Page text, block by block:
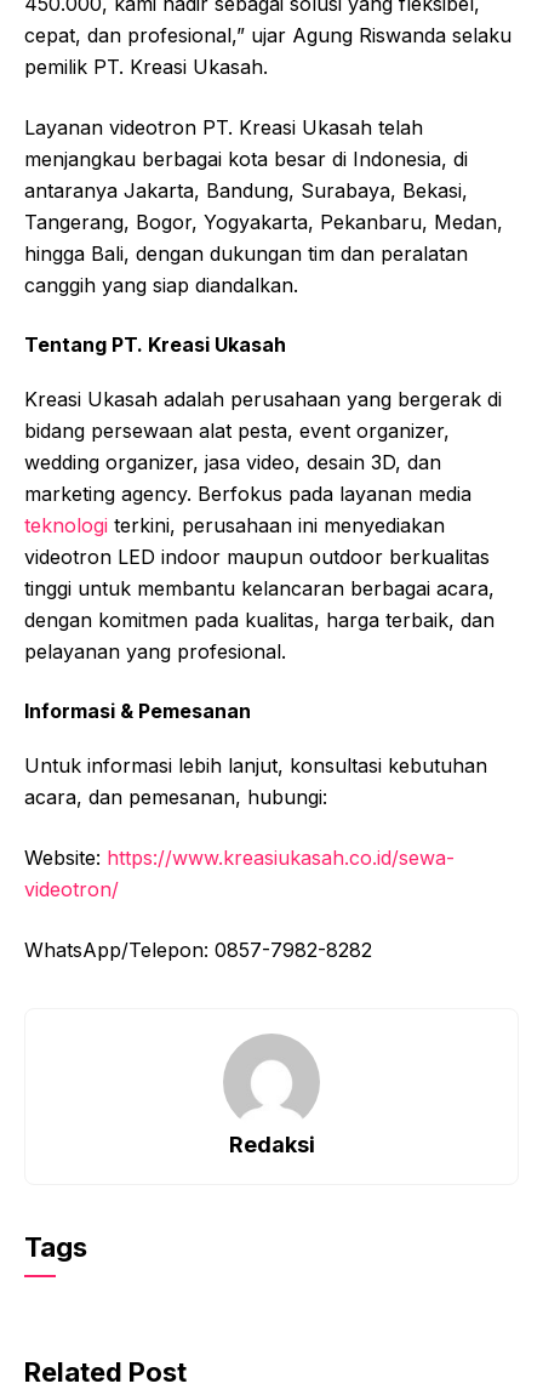
cepat, dan profesional,” ujar Agung Riswanda selaku
pemilik PT. Kreasi Ukasah.
Layanan videotron PT. Kreasi Ukasah telah
menjangkau berbagai kota besar di Indonesia, di
antaranya Jakarta, Bandung, Surabaya, Bekasi,
Tangerang, Bogor, Yogyakarta, Pekanbaru, Medan,
hingga Bali, dengan dukungan tim dan peralatan
canggih yang siap diandalkan.
Tentang PT. Kreasi Ukasah
Kreasi Ukasah adalah perusahaan yang bergerak di
bidang persewaan alat pesta, event organizer,
wedding organizer, jasa video, desain 3D, dan
marketing agency. Berfokus pada layanan media
teknologi terkini, perusahaan ini menyediakan
videotron LED indoor maupun outdoor berkualitas
tinggi untuk membantu kelancaran berbagai acara,
dengan komitmen pada kualitas, harga terbaik, dan
pelayanan yang profesional.
Informasi & Pemesanan
Untuk informasi lebih lanjut, konsultasi kebutuhan
acara, dan pemesanan, hubungi:
Website: https://www.kreasiukasah.co.id/sewa-
videotron/
WhatsApp/Telepon: 0857-7982-8282
Redaksi
Tags
Related Post